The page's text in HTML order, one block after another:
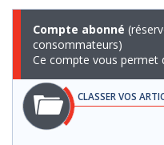
Compte abonné
consommateurs)
Ce compte vous permet
CLASSER VOS